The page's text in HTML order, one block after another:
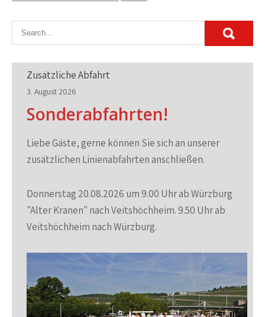
Zusätzliche Abfahrt
3. August 2026
Sonderabfahrten!
Liebe Gäste, gerne können Sie sich an unserer
zusätzlichen Linienabfahrten anschließen.
Donnerstag 20.08.2026 um 9.00 Uhr ab Würzburg
"Alter Kranen" nach Veitshöchheim. 9.50 Uhr ab
Veitshöchheim nach Würzburg.